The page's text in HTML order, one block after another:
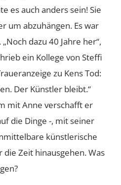
es auch anders sein! Sie
um abzuhängen. Es war
dazu 40 Jahre her“,
ein Kollege von Steffi
zu Kens Tod:
Der Künstler bleibt.“
mit Anne verschafft er
die Dinge -, mit seiner
künstlerische
die Zeit hinausgehen. Was